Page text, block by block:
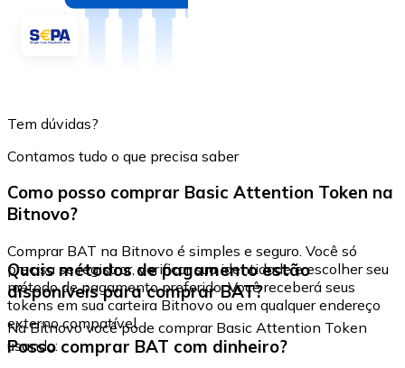
Tem dúvidas?
Contamos tudo o que precisa saber
Como posso comprar Basic Attention Token na
Bitnovo?
Comprar BAT na Bitnovo é simples e seguro. Você só
precisa se registrar, verificar sua identidade e escolher seu
método de pagamento preferido. Você receberá seus
tokens em sua carteira Bitnovo ou em qualquer endereço
externo compatível.
Quais métodos de pagamento estão
disponíveis para comprar BAT?
Na Bitnovo você pode comprar Basic Attention Token
usando:
Posso comprar BAT com dinheiro?